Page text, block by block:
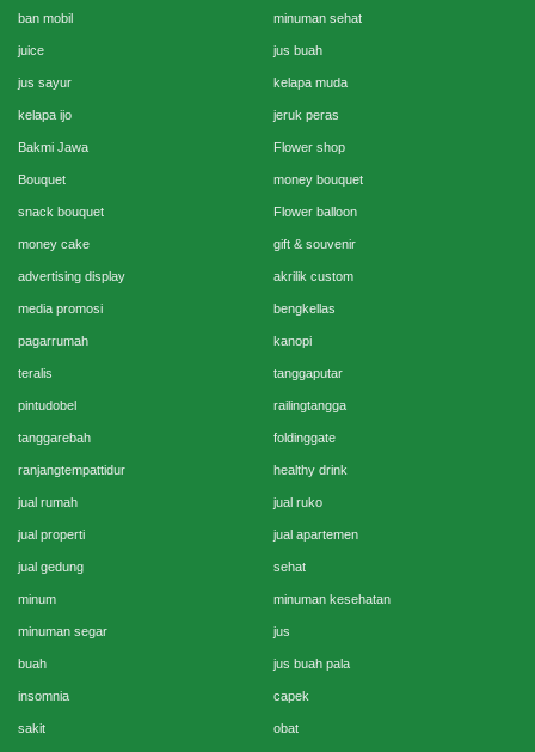
ban mobil minuman sehat
juice jus buah
jus sayur kelapa muda
kelapa ijo jeruk peras
Bakmi Jawa Flower shop
Bouquet money bouquet
snack bouquet Flower balloon
money cake gift & souvenir
advertising display akrilik custom
media promosi bengkellas
pagarrumah kanopi
teralis tanggaputar
pintudobel railingtangga
tanggarebah foldinggate
ranjangtempattidur healthy drink
jual rumah jual ruko
jual properti jual apartemen
jual gedung sehat
minum minuman kesehatan
minuman segar jus
buah jus buah pala
insomnia capek
sakit obat